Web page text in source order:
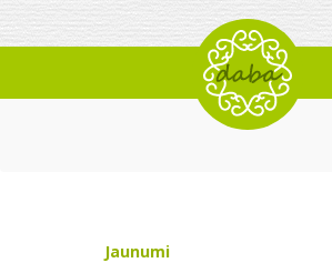
Jaunumi